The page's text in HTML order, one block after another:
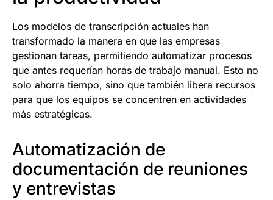
Los modelos de transcripción actuales han
transformado la manera en que las empresas
gestionan tareas, permitiendo automatizar procesos
que antes requerían horas de trabajo manual. Esto no
solo ahorra tiempo, sino que también libera recursos
para que los equipos se concentren en actividades
más estratégicas.
Automatización de
documentación de reuniones
y entrevistas